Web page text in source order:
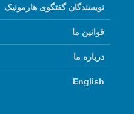
نویسندگان گفتگوی هارمونیک
قوانین ما
درباره ما
English